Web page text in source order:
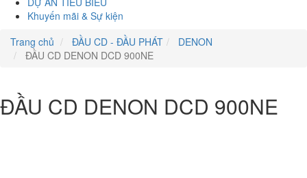
Khuyến mãi & Sự kiện
Trang chủ
ĐẦU CD - ĐẦU PHÁT
DENON
ĐẦU CD DENON DCD 900NE
ĐẦU CD DENON DCD 900NE